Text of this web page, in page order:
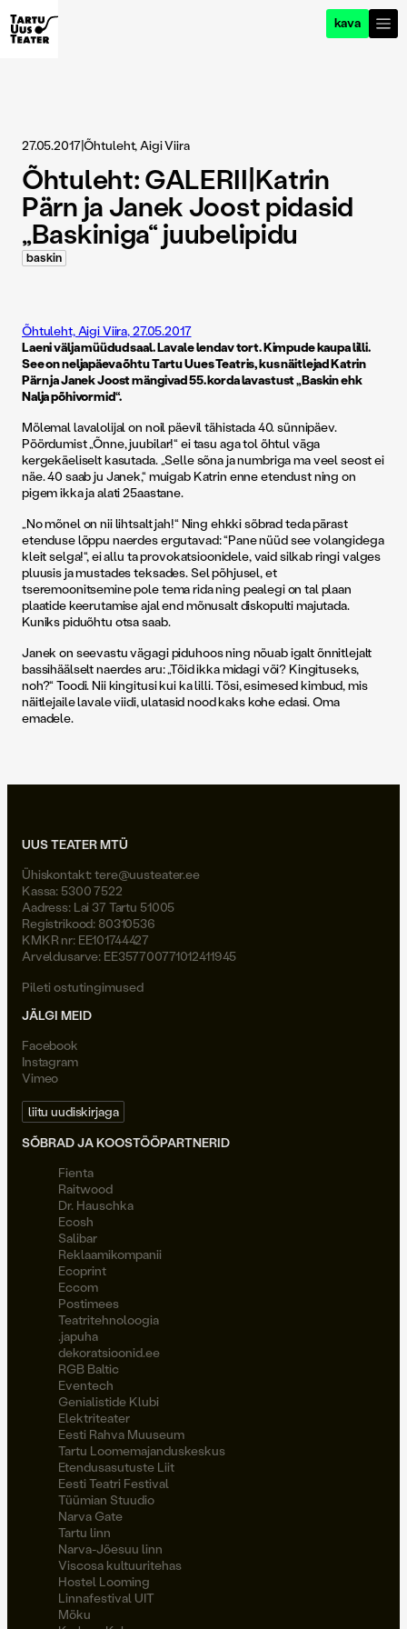
kava
27.05.2017|Õhtuleht, Aigi Viira
Õhtuleht: GALERII|Katrin
Pärn ja Janek Joost pidasid
„Baskiniga“ juubelipidu
baskin
Õhtuleht, Aigi Viira, 27.05.2017
Laeni välja müüdud saal. Lavale lendav tort. Kimpude kaupa lilli.
See on neljapäeva õhtu Tartu Uues Teatris, kus näitlejad Katrin
Pärn ja Janek Joost mängivad 55. korda lavastust „Baskin ehk
Nalja põhivormid“.
Mõlemal lavalolijal on noil päevil tähistada 40. sünnipäev.
Pöördumist „Õnne, juubilar!“ ei tasu aga tol õhtul väga
kergekäeliselt kasutada. „Selle sõna ja numbriga ma veel seost ei
näe. 40 saab ju Janek,“ muigab Katrin enne etendust ning on
pigem ikka ja alati 25aastane.
„No mõnel on nii lihtsalt jah!“ Ning ehkki sõbrad teda pärast
etenduse lõppu naerdes ergutavad: “Pane nüüd see volangidega
kleit selga!“, ei allu ta provokatsioonidele, vaid silkab ringi valges
pluusis ja mustades teksades. Sel põhjusel, et
tseremoonitsemine pole tema rida ning pealegi on tal plaan
plaatide keerutamise ajal end mõnusalt diskopulti majutada.
Kuniks piduõhtu otsa saab.
Janek on seevastu vägagi piduhoos ning nõuab igalt õnnitlejalt
bassihäälselt naerdes aru: „Tõid ikka midagi või? Kingituseks,
noh?“ Toodi. Nii kingitusi kui ka lilli. Tõsi, esimesed kimbud, mis
näitlejaile lavale viidi, ulatasid nood kaks kohe edasi. Oma
emadele.
UUS TEATER MTÜ
Ühiskontakt:tere@uusteater.ee
Kassa: 5300 7522
Aadress: Lai 37 Tartu 51005
Registrikood: 80310536
KMKR nr: EE101744427
Arveldusarve: EE357700771012411945
Pileti ostutingimused
JÄLGI MEID
Facebook
Instagram
Vimeo
liitu uudiskirjaga
SÕBRAD JA KOOSTÖÖPARTNERID
Fienta
Raitwood
Dr. Hauschka
Ecosh
Salibar
Reklaamikompanii
Ecoprint
Eccom
Postimees
Teatritehnoloogia
.japuha
dekoratsioonid.ee
RGB Baltic
Eventech
Genialistide Klubi
Elektriteater
Eesti Rahva Muuseum
Tartu Loomemajanduskeskus
Etendusasutuste Liit
Eesti Teatri Festival
Tüümian Stuudio
Narva Gate
Tartu linn
Narva-Jõesuu linn
Viscosa kultuuritehas
Hostel Looming
Linnafestival UIT
Möku